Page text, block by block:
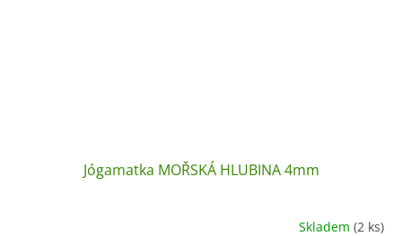
Jógamatka MOŘSKÁ HLUBINA 4mm
Skladem (2 ks)